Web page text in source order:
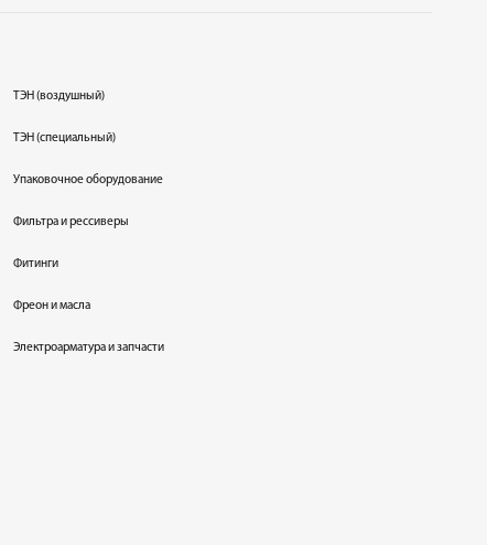
ТЭН (воздушный)
ТЭН (специальный)
Упаковочное оборудование
Фильтра и рессиверы
Фитинги
Фреон и масла
Электроарматура и запчасти